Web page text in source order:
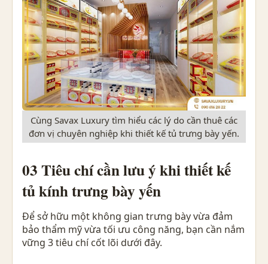
Cùng Savax Luxury tìm hiểu các lý do cần thuê các
đơn vị chuyên nghiệp khi thiết kế tủ trưng bày yến.
03 Tiêu chí cần lưu ý khi thiết kế
tủ kính trưng bày yến
Để sở hữu một không gian trưng bày vừa đảm
bảo thẩm mỹ vừa tối ưu công năng, bạn cần nắm
vững 3 tiêu chí cốt lõi dưới đây.